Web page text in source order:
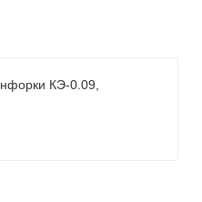
КЭ-0.09,